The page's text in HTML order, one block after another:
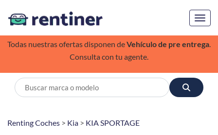
Todas nuestras ofertas disponen deVehículo de pre entrega.
Consulta con tu agente.
Renting Coches > Kia > KIA SPORTAGE